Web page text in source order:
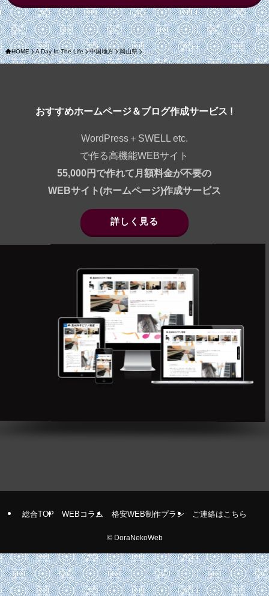
HOME A Day In The Life 中国地方 岡山県
おすすめホームページ＆ブログ作成サービス !
WordPress＋SWELL etc.
で作る高機能WEBサイト
55,000円で作れて月額料金が不要の
WEBサイト(ホームページ)作成サービス
詳しく見る
総合TOP WEBコラム 格安WEB制作プラン ご連絡はこちら
©DoraNekoWeb